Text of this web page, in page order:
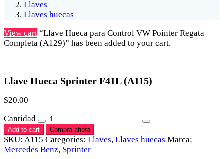
Llaves
Llaves huecas
View cart “Llave Hueca para Control VW Pointer Regata
Completa (A129)” has been added to your cart.
Llave Hueca Sprinter F41L (A115)
$20.00
Cantidad
Add to cart Compra ahora
SKU: A115 Categories: Llaves, Llaves huecas Marca:
Mercedes Benz, Sprinter